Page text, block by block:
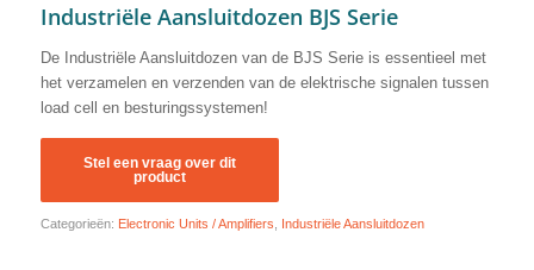
Industriële Aansluitdozen BJS Serie
De Industriële Aansluitdozen van de BJS Serie is essentieel met
het verzamelen en verzenden van de elektrische signalen tussen
load cell en besturingssystemen!
Categorieën: Electronic Units / Amplifiers Industriële Aansluitdozen